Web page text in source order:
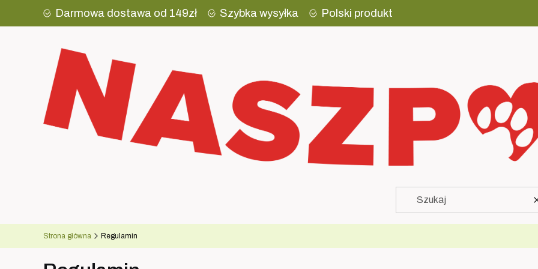
Darmowa dostawa od 149zł Szybka wysyłka Polski produkt
Strona główna Regulamin